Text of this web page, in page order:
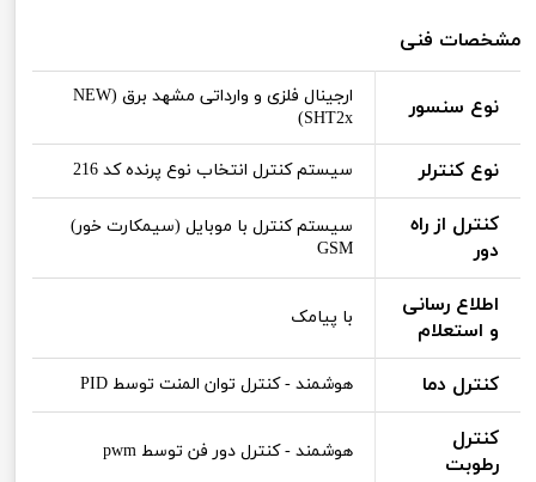
مشخصات فنی
نوع سنسور
ارجینال فلزی و وارداتی مشهد برق (NEW
SHT2x)
نوع کنترلر سیستم کنترل انتخاب نوع پرنده کد 216
کنترل از راه
دور
سیستم کنترل با موبایل (سیمکارت خور)
GSM
اطلاع رسانی
و استعلام
با پیامک
کنترل دما هوشمند - کنترل توان المنت توسط PID
کنترل
رطوبت
هوشمند - کنترل دور فن توسط pwm